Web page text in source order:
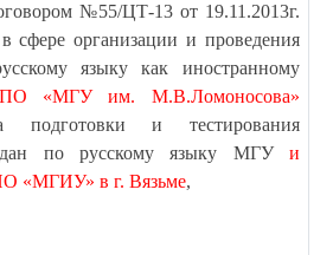
№55/ЦТ-13 от 19.11.2013г.
сфере организации и проведения
языку как иностранному
«МГУ им. М.В.Ломоносова»
подготовки и тестирования
по русскому языку МГУ и
«МГИУ» в г. Вязьме,